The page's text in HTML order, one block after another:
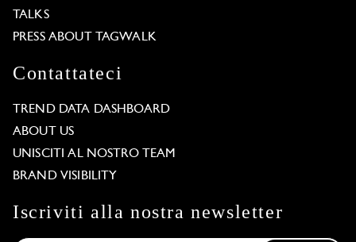
TALKS
PRESS ABOUT TAGWALK
Contattateci
TREND DATA DASHBOARD
ABOUT US
UNISCITI AL NOSTRO TEAM
BRAND VISIBILITY
Iscriviti alla nostra newsletter